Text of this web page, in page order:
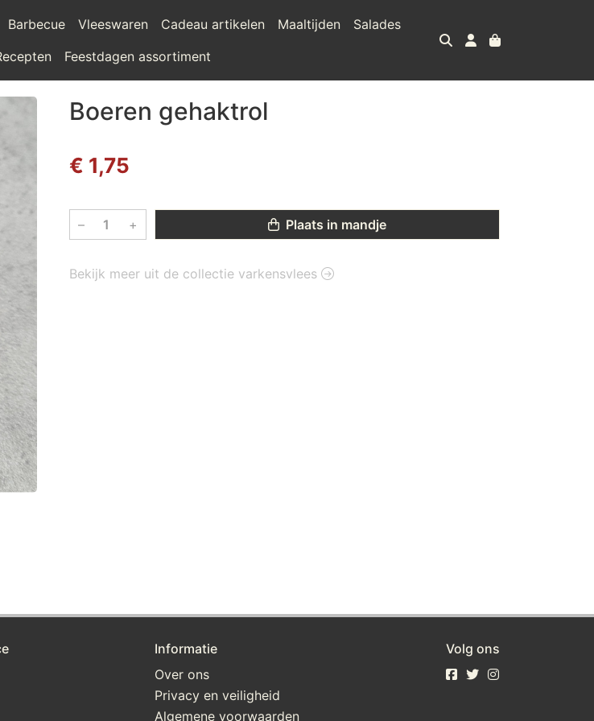
Barbecue Vleeswaren Cadeau artikelen Maaltijden
Salades
Feestdagen assortiment
Boeren gehaktrol
€ 1,75
– + Plaats in mandje
Bekijk meer uit de collectie varkensvlees
Informatie
Over ons
Privacy en veiligheid
Algemene voorwaarden
Volg ons